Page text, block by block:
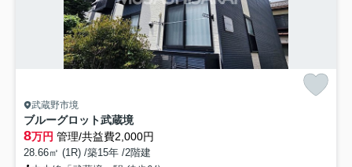
武蔵野市境
ブルーグロット武蔵境
8万円 管理/共益費2,000円
28.66㎡ (1R) /築15年 /2階建